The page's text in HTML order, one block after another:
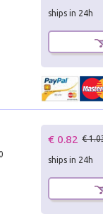
ships in 24h
€ 0.82 €
ships in 24h